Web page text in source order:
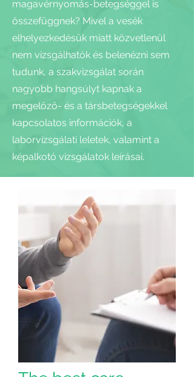
magavérnyomás-betegséggel is
összefüggnek? Mivel a vesék
elhelyezkedésük miatt közvetlenül
nem vizsgálhatók és belenézni sem
tudunk, a szakvizsgálat során
nagyobb hangsúlyt kapnak a
megelőző- és a társbetegségekkel
kapcsolatos információk, a
laborvizsgálati leletek, valamint a
képalkotó vizsgálatok leírásai.